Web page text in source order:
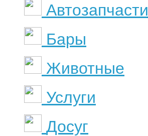
Автозапчасти
Бары
Животные
Услуги
Досуг